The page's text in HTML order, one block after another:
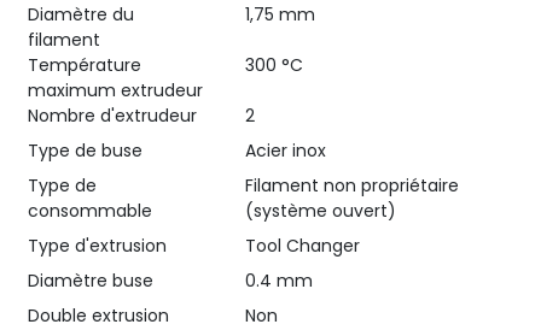
Diamètre du
filament
1,75 mm
Température
maximum extrudeur
300 °C
Nombre d'extrudeur
2
Type de buse
Acier inox
Type de
consommable
Filament non propriétaire
(système ouvert)
Type d'extrusion
Tool Changer
Diamètre buse
0.4 mm
Double extrusion
Non